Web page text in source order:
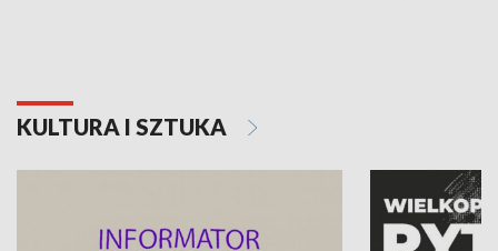
KULTURA I SZTUKA